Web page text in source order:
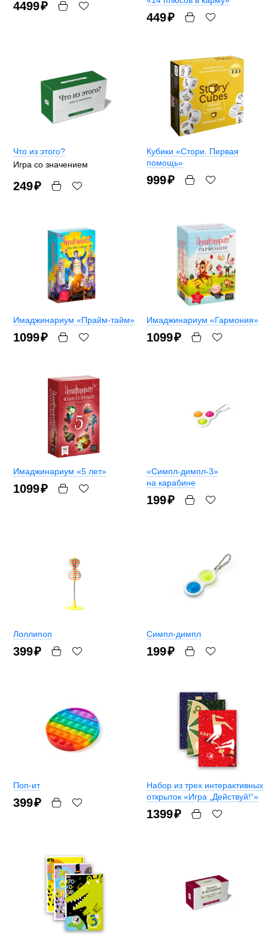
4499₽
449₽
Что из этого?
Игра со значением
249₽
Кубики «Стори. Первая
помощь»
999₽
Имаджинариум «Прайм-тайм»
1099₽
Имаджинариум «Гармония»
1099₽
Имаджинариум «5 лет»
1099₽
«Симпл-димпл-3»
на карабине
199₽
Лоллипоп
399₽
Симпл-димпл
199₽
Поп-ит
399₽
Набор из трех интерактивных
открыток «Игра „Действуй!“»
1399₽